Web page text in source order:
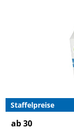
Staffelpreise
ab 30